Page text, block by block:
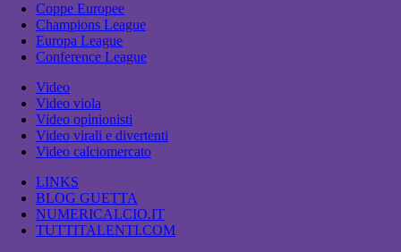
Coppe Europee
Champions League
Europa League
Conference League
Video
Video viola
Video opinionisti
Video virali e divertenti
Video calciomercato
LINKS
BLOG GUETTA
NUMERICALCIO.IT
TUTTITALENTI.COM